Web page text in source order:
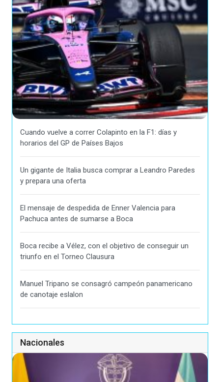
Cuando vuelve a correr Colapinto en la F1: días y
horarios del GP de Países Bajos
Un gigante de Italia busca comprar a Leandro Paredes
y prepara una oferta
El mensaje de despedida de Enner Valencia para
Pachuca antes de sumarse a Boca
Boca recibe a Vélez, con el objetivo de conseguir un
triunfo en el Torneo Clausura
Manuel Tripano se consagró campeón panamericano
de canotaje eslalon
Nacionales